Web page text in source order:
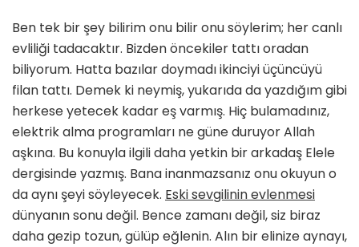
Ben tek bir şey bilirim onu bilir onu söylerim; her canlı
evliliği tadacaktır. Bizden öncekiler tattı oradan
biliyorum. Hatta bazılar doymadı ikinciyi üçüncüyü
filan tattı. Demek ki neymiş, yukarıda da yazdığım gibi
herkese yetecek kadar eş varmış. Hiç bulamadınız,
elektrik alma programları ne güne duruyor Allah
aşkına. Bu konuyla ilgili daha yetkin bir arkadaş Elele
dergisinde yazmış. Bana inanmazsanız onu okuyun o
da aynı şeyi söyleyecek. Eski sevgilinin evlenmesi
dünyanın sonu değil. Bence zamanı değil, siz biraz
daha gezip tozun, gülüp eğlenin. Alın bir elinize aynayı,